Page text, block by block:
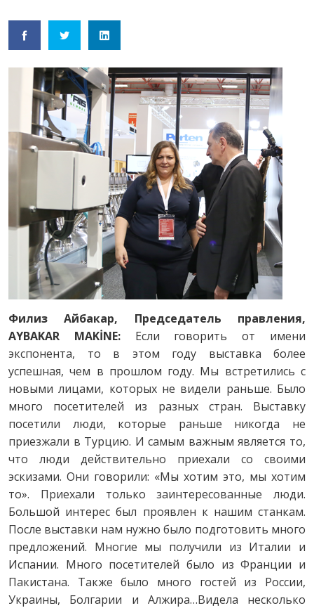
Филиз Айбакар, Председатель правления,
AYBAKAR MAKİNE:Если говорить от имени
экспонента, то в этом году выставка более
успешная, чем в прошлом году. Мы встретились с
новыми лицами, которых не видели раньше. Было
много посетителей из разных стран. Выставку
посетили люди, которые раньше никогда не
приезжали в Турцию. И самым важным является то,
что люди действительно приехали со своими
эскизами. Они говорили: «Мы хотим это, мы хотим
то». Приехали только заинтересованные люди.
Большой интерес был проявлен к нашим станкам.
После выставки нам нужно было подготовить много
предложений. Многие мы получили из Италии и
Испании. Много посетителей было из Франции и
Пакистана. Также было много гостей из России,
Украины, Болгарии и Алжира…Видела несколько